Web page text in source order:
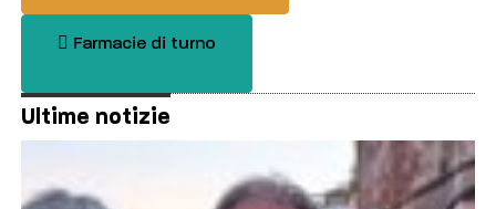
Farmacie di turno
Ultime notizie